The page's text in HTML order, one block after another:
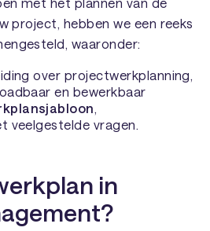
project, hebben we een reeks
waaronder:
over projectwerkplanning,
en bewerkbaar
,
veelgestelde vragen.
in